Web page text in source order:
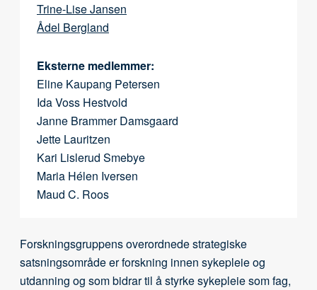
Trine-Lise Jansen
Ådel Bergland
Eksterne medlemmer:
Eline Kaupang Petersen
Ida Voss Hestvold
Janne Brammer Damsgaard
Jette Lauritzen
Kari Lislerud Smebye
Maria Hélen Iversen
Maud C. Roos
Forskningsgruppens overordnede strategiske
satsningsområde er forskning innen sykepleie og
utdanning og som bidrar til å styrke sykepleie som fag,